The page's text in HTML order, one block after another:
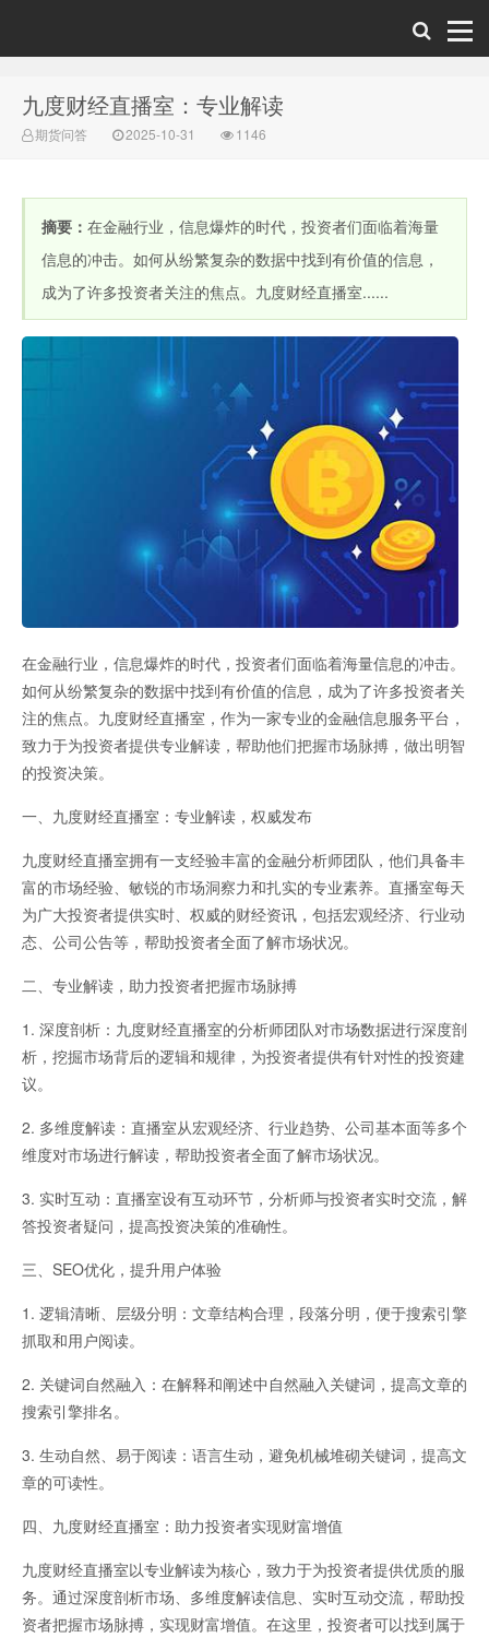
财经直播室-期
货直播间-原油
播间-恒指德指
道指国际期货
喊单直播
九度财经直播室：专业解读
期货问答 2025-10-31 1146
摘要： 在金融行业，信息爆炸的时代，投资者们面临着海量
信息的冲击。如何从纷繁复杂的数据中找到有价值的信息，
成为了许多投资者关注的焦点。九度财经直播室......
在金融行业，信息爆炸的时代，投资者们面临着海量信息的冲击。
如何从纷繁复杂的数据中找到有价值的信息，成为了许多投资者关
注的焦点。九度财经直播室，作为一家专业的金融信息服务平台，
致力于为投资者提供专业解读，帮助他们把握市场脉搏，做出明智
的投资决策。
一、九度财经直播室：专业解读，权威发布
九度财经直播室拥有一支经验丰富的金融分析师团队，他们具备丰
富的市场经验、敏锐的市场洞察力和扎实的专业素养。直播室每天
为广大投资者提供实时、权威的财经资讯，包括宏观经济、行业动
态、公司公告等，帮助投资者全面了解市场状况。
二、专业解读，助力投资者把握市场脉搏
1. 深度剖析：九度财经直播室的分析师团队对市场数据进行深度剖
析，挖掘市场背后的逻辑和规律，为投资者提供有针对性的投资建
议。
2. 多维度解读：直播室从宏观经济、行业趋势、公司基本面等多个
维度对市场进行解读，帮助投资者全面了解市场状况。
3. 实时互动：直播室设有互动环节，分析师与投资者实时交流，解
答投资者疑问，提高投资决策的准确性。
三、SEO优化，提升用户体验
1. 逻辑清晰、层级分明：文章结构合理，段落分明，便于搜索引擎
抓取和用户阅读。
2. 关键词自然融入：在解释和阐述中自然融入关键词，提高文章的
搜索引擎排名。
3. 生动自然、易于阅读：语言生动，避免机械堆砌关键词，提高文
章的可读性。
四、九度财经直播室：助力投资者实现财富增值
九度财经直播室以专业解读为核心，致力于为投资者提供优质的服
务。通过深度剖析市场、多维度解读信息、实时互动交流，帮助投
资者把握市场脉搏，实现财富增值。在这里，投资者可以找到属于